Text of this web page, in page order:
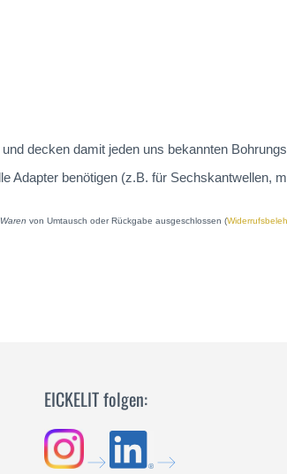
decken damit jeden uns bekannten
Adapter benötigen (z.B. für Sechskantwellen,
von Umtausch oder Rückgabe ausgeschlossen (
EICKELIT folgen: